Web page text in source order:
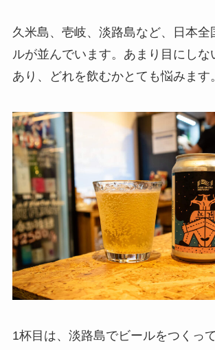
久米島、壱岐、淡路島など、日本全
ルが並んでいます。あまり目にしな
あり、どれを飲むかとても悩みます。
1杯目は、淡路島でビールをつくっ